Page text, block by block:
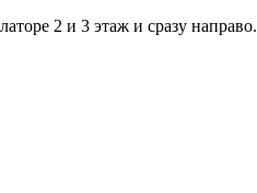
2 и 3 э­таж и сразу направо.